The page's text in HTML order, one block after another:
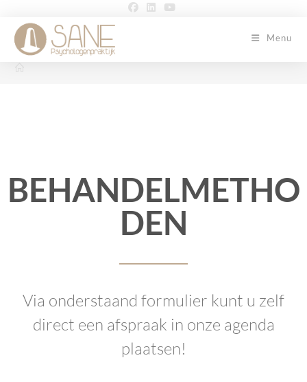
Menu
BEHANDELMETHO
DEN
Via onderstaand formulier kunt u zelf
direct een afspraak in onze agenda
plaatsen!